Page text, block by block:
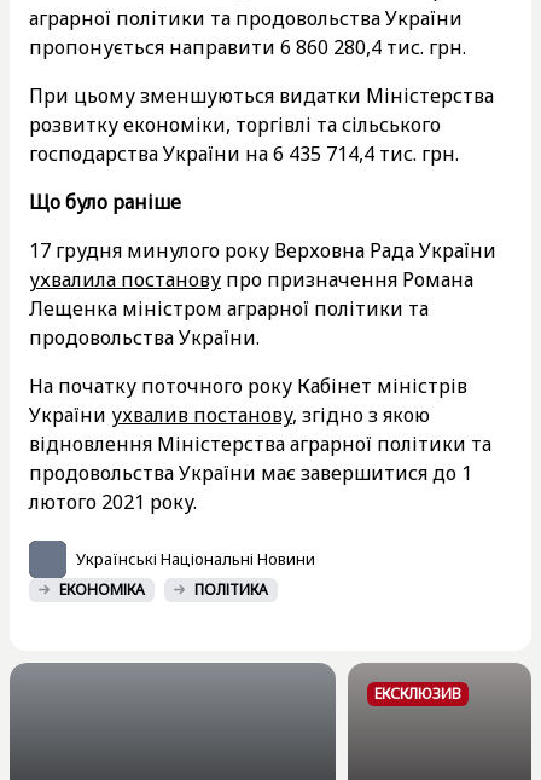
аграрної політики та продовольства України
пропонується направити 6 860 280,4 тис. грн.
При цьому зменшуються видатки Міністерства
розвитку економіки, торгівлі та сільського
господарства України на 6 435 714,4 тис. грн.
Що було раніше
17 грудня минулого року Верховна Рада України
ухвалила постанову про призначення Романа
Лещенка міністром аграрної політики та
продовольства України.
На початку поточного року Кабінет міністрів
України ухвалив постанову, згідно з якою
відновлення Міністерства аграрної політики та
продовольства України має завершитися до 1
лютого 2021 року.
Українські Національні Новини
ЕКОНОМІКА ПОЛІТИКА
ЕКСКЛЮЗИВ